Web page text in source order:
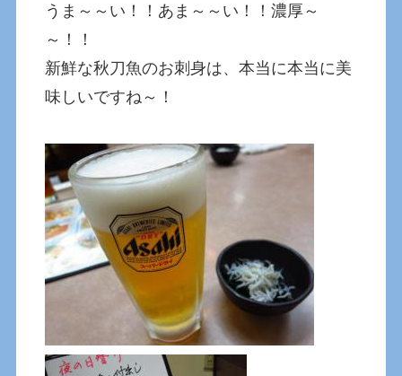
うま～～い！！あま～～い！！濃厚～
～！！
新鮮な秋刀魚のお刺身は、本当に本当に美
味しいですね～！